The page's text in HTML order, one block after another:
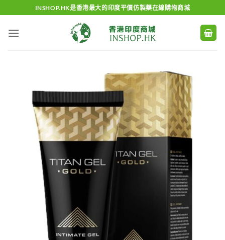
to
content
INSHOP.HK是香港最大的印度平價仿製藥在線購物商城